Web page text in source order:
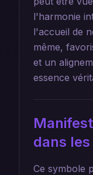
l'harmonie
l'accueil de
même,
et un
essence
dans
Ce symbole